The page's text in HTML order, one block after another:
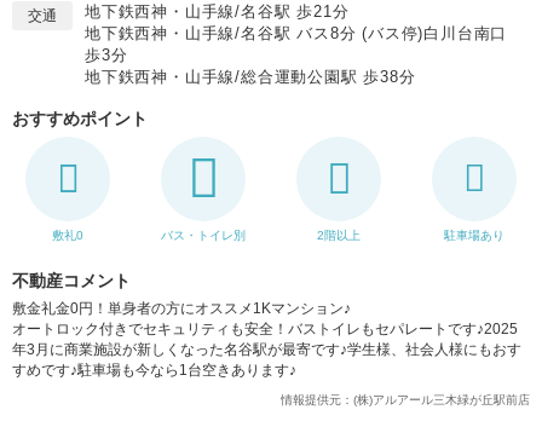
交通
地下鉄西神・山手線/名谷駅 歩21分
地下鉄西神・山手線/名谷駅 バス8分 (バス停)白川台南口
歩3分
地下鉄西神・山手線/総合運動公園駅 歩38分
おすすめポイント
敷礼0 バス・トイレ別 2階以上 駐車場あり
不動産コメント
敷金礼金0円！単身者の方にオススメ1Kマンション♪
オートロック付きでセキュリティも安全！バストイレもセパレートです♪2025
年3月に商業施設が新しくなった名谷駅が最寄です♪学生様、社会人様にもおす
すめです♪駐車場も今なら1台空きあります♪
情報提供元：(株)アルアール三木緑が丘駅前店